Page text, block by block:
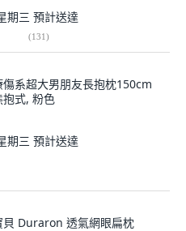
期三 預計送達
(131)
傷系超大男朋友長抱枕150cm
抱式, 粉色
期三 預計送達
貝 Duraron 透氣網眼扁枕